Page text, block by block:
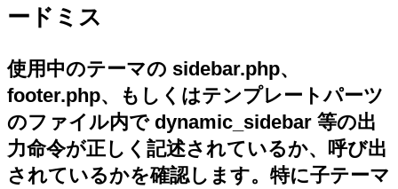
ードミス
使用中のテーマの sidebar.php、
footer.php、もしくはテンプレートパーツ
のファイル内で dynamic_sidebar 等の出
力命令が正しく記述されているか、呼び出
されているかを確認します。特に子テーマ